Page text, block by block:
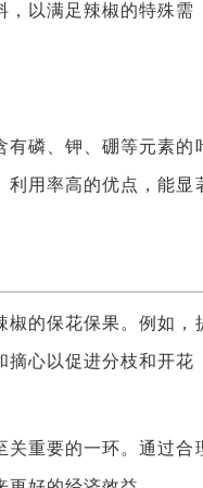
以满足辣椒的特殊需
磷、钾、硼等元素的
利用率高的优点，能显
的保花保果。例如，
心以促进分枝和开花
重要的一环。通过合